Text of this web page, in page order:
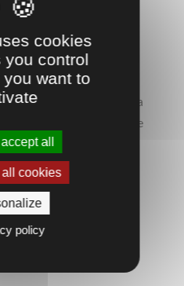
?
choisirons avec vous la
Mais surtout le
de vos gobelets !!
un Gobelet
des évènements
?
cookies
you control
want to
all
all cookies
policy